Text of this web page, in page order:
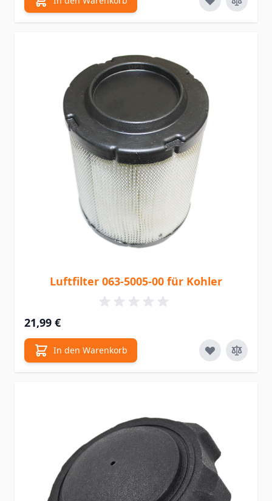
Luftfilter 063-5005-00 für Kohler
21,99 €
In den Warenkorb